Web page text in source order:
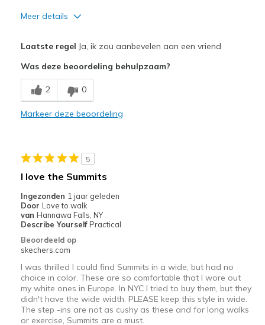
Meer details
Comfortable
Beste toepassingen
Casual Wear
Sizing
Feels true to size
View On Shoes
Shoes are for Wearing
Laatste regel Ja, ik zou aanbevelen aan een vriend
Was deze beoordeling behulpzaam?
2 0
Markeer deze beoordeling
5
I love the Summits
Ingezonden 1 jaar geleden
Door Love to walk
van Hannawa Falls, NY
Describe Yourself Practical
Beoordeeld op
skechers.com
I was thrilled I could find Summits in a wide, but had no
choice in color. These are so comfortable that I wore out
my white ones in Europe. In NYC I tried to buy them, but they
didn't have the wide width. PLEASE keep this style in wide.
The step -ins are not as cushy as these and for long walks
or exercise, Summits are a must.